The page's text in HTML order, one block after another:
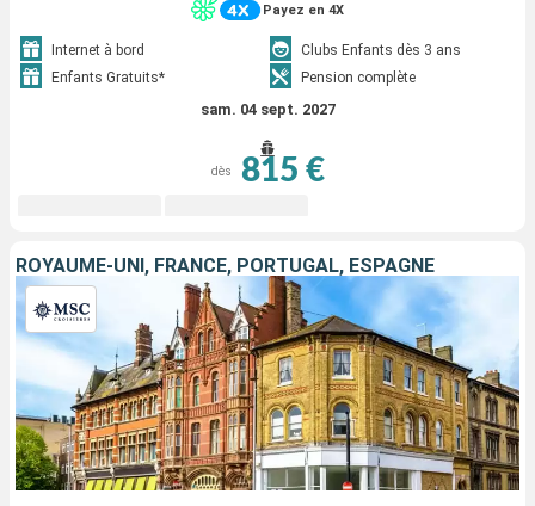
Payez en 4X
Internet à bord
Clubs Enfants dès 3 ans
Enfants Gratuits*
Pension complète
sam. 04 sept. 2027
dès 815 €
ROYAUME-UNI, FRANCE, PORTUGAL, ESPAGNE